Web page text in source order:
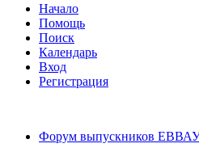
Начало
Помощь
Поиск
Календарь
Вход
Регистрация
Форум выпускников